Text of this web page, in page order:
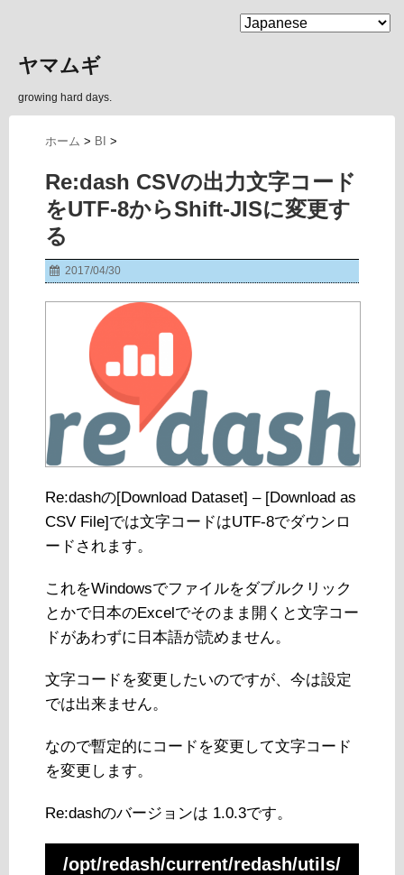
MENU
ヤマムギ
growing hard days.
ホーム > BI >
Re:dash CSVの出力文字コード
をUTF-8からShift-JISに変更す
る
2017/04/30
Re:dashの[Download Dataset] – [Download as
CSV File]では文字コードはUTF-8でダウンロ
ードされます。
これをWindowsでファイルをダブルクリック
とかで日本のExcelでそのまま開くと文字コー
ドがあわずに日本語が読めません。
文字コードを変更したいのですが、今は設定
では出来ません。
なので暫定的にコードを変更して文字コード
を変更します。
Re:dashのバージョンは 1.0.3です。
/opt/redash/current/redash/utils/